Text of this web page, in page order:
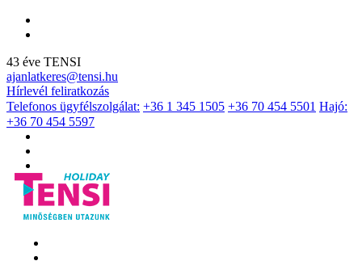
43 éve TENSI
ajanlatkeres@tensi.hu
Hírlevél feliratkozás
Telefonos ügyfélszolgálat: +36 1 345 1505 +36 70 454 5501 Hajó:
+36 70 454 5597